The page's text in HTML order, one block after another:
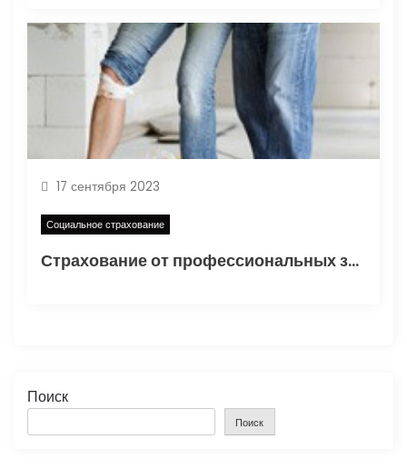
17 сентября 2023
Социальное страхование
Страхование от профессиональных заболеваний
Поиск
Поиск